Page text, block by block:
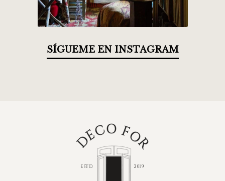
SÍGUEME EN INSTAGRAM